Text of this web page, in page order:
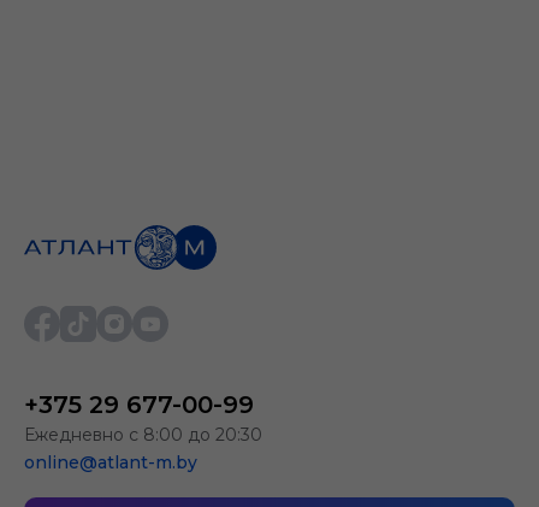
+375 29 677-00-99
Ежедневно с 8:00 до 20:30
online@atlant-m.by